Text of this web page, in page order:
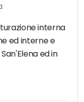
interna
ed interne e
ed in